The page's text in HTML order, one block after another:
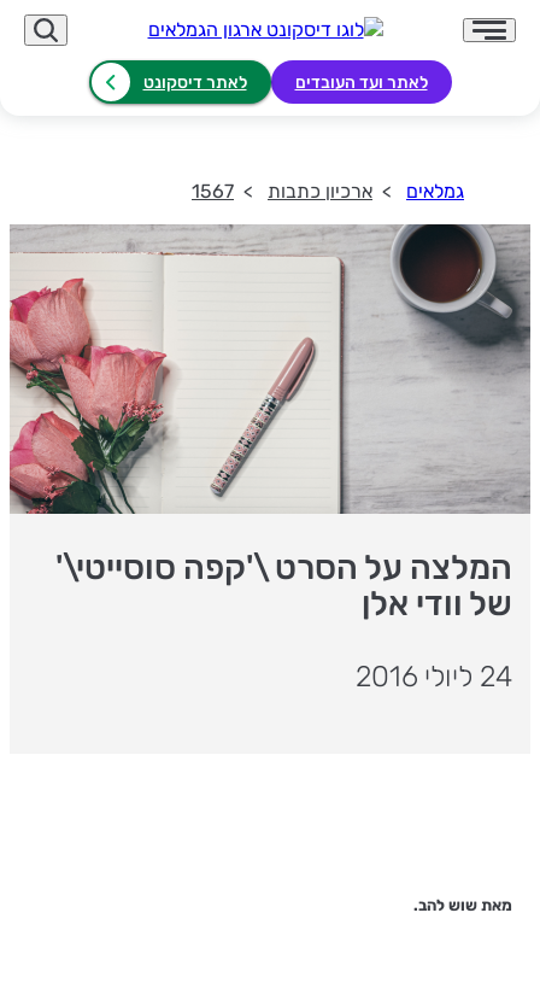
לאתר ועד העובדים לאתר דיסקונט
גמלאים ארכיון כתבות 1567
המלצה על הסרט \'קפה סוסייטי\'
של וודי אלן
24 ליולי 2016
מאת שוש להב.